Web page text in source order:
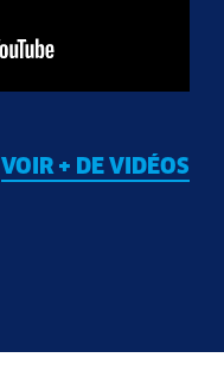
VOIR + DE VIDÉOS